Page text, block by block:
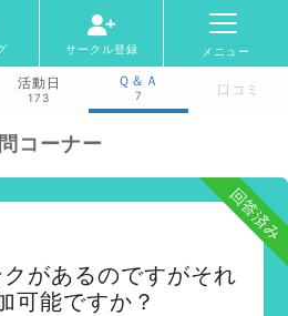
サークル登録 メニュー
活動日
173
Ｑ＆Ａ
7 口コミ
コーナー
回答済み
があるのですがそれ
可能ですか？